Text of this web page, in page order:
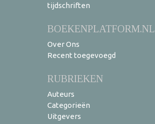
tijdschriften
BOEKENPLATFORM.NL
Over Ons
Recent toegevoegd
RUBRIEKEN
Auteurs
Categorieën
Uitgevers